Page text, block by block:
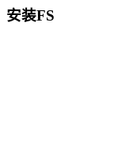
安装FS